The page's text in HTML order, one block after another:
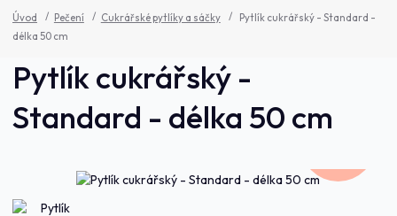
Úvod Pečení Cukrářské pytlíky a sáčky
Pytlík cukrářský - Standard -
délka 50 cm
Pytlík cukrářský -
Standard - délka 50 cm